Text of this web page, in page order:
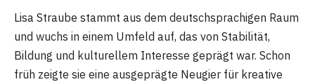
Lisa Straube stammt aus dem deutschsprachigen Raum
und wuchs in einem Umfeld auf, das von Stabilität,
Bildung und kulturellem Interesse geprägt war. Schon
früh zeigte sie eine ausgeprägte Neugier für kreative